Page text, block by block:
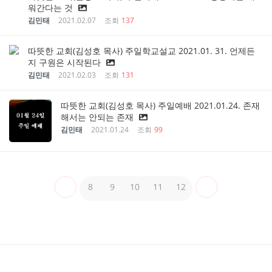
워간다는 것
김민태 2021.02.07 조회 137
따뜻한 교회(김성호 목사) 주일학교설교 2021.01. 31. 언제든
지 구원은 시작된다
김민태 2021.02.03 조회 131
따뜻한 교회(김성호 목사) 주일예배 2021.01.24. 존재
해서는 안되는 존재
김민태 2021.01.24 조회 99
8 9 10 11 12